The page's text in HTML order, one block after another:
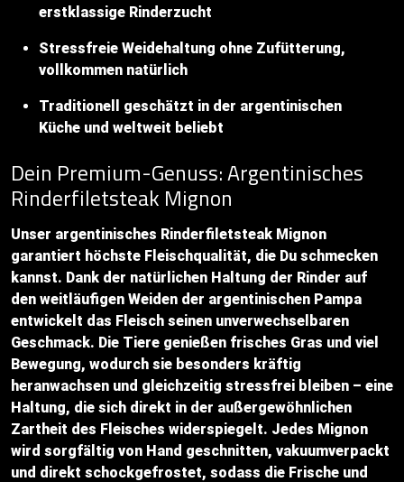
erstklassige Rinderzucht
Stressfreie Weidehaltung ohne Zufütterung,
vollkommen natürlich
Traditionell geschätzt in der argentinischen
Küche und weltweit beliebt
Dein Premium-Genuss: Argentinisches
Rinderfiletsteak Mignon
Unser argentinisches Rinderfiletsteak Mignon
garantiert höchste Fleischqualität, die Du schmecken
kannst. Dank der natürlichen Haltung der Rinder auf
den weitläufigen Weiden der argentinischen Pampa
entwickelt das Fleisch seinen unverwechselbaren
Geschmack. Die Tiere genießen frisches Gras und viel
Bewegung, wodurch sie besonders kräftig
heranwachsen und gleichzeitig stressfrei bleiben – eine
Haltung, die sich direkt in der außergewöhnlichen
Zartheit des Fleisches widerspiegelt. Jedes Mignon
wird sorgfältig von Hand geschnitten, vakuumverpackt
und direkt schockgefrostet, sodass die Frische und